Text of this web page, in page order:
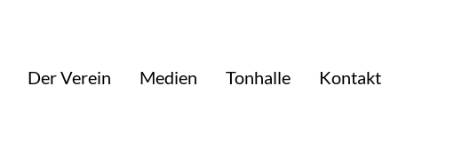
Der Verein Medien Tonhalle
Kontakt